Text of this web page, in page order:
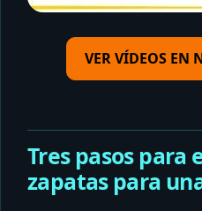
VER VÍDEOS EN
Tres pasos para
zapatas para